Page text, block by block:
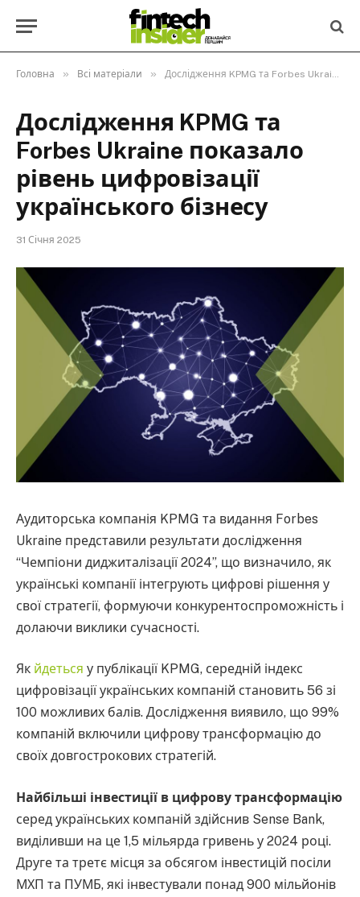
Головна » Всі матеріали » Дослідження KPMG та Forbes Ukraine показало рівень цифровізації українського бізнесу
Дослідження KPMG та
Forbes Ukraine показало
рівень цифровізації
українського бізнесу
31 Січня 2025
Аудиторська компанія KPMG та видання Forbes
Ukraine представили результати дослідження
“Чемпіони диджиталізації 2024”, що визначило, як
українські компанії інтегрують цифрові рішення у
свої стратегії, формуючи конкурентоспроможність і
долаючи виклики сучасності.
Як йдеться у публікації KPMG, середній індекс
цифровізації українських компаній становить 56 зі
100 можливих балів. Дослідження виявило, що 99%
компаній включили цифрову трансформацію до
своїх довгострокових стратегій.
Найбільші інвестиції в цифрову трансформацію
серед українських компаній здійснив Sense Bank,
виділивши на це 1,5 мільярда гривень у 2024 році.
Друге та третє місця за обсягом інвестицій посіли
МХП та ПУМБ, які інвестували понад 900 мільйонів